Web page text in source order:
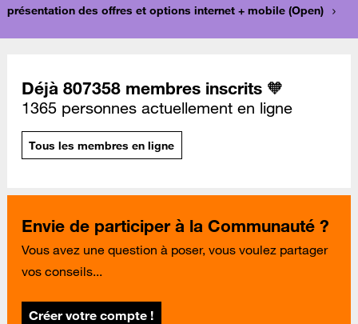
présentation des offres et options internet + mobile (Open)
Déjà 807358 membres inscrits 🧡
1365 personnes actuellement en ligne
Tous les membres en ligne
Envie de participer à la Communauté ?
Vous avez une question à poser, vous voulez partager
vos conseils...
Créer votre compte !